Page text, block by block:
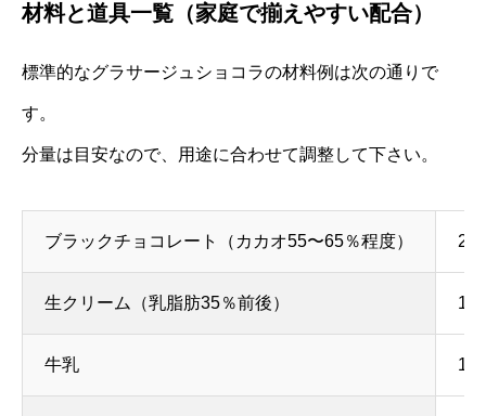
材料と道具一覧（家庭で揃えやすい配合）
標準的なグラサージュショコラの材料例は次の通りで
す。
分量は目安なので、用途に合わせて調整して下さい。
ブラックチョコレート（カカオ55〜65％程度）
生クリーム（乳脂肪35％前後）
牛乳